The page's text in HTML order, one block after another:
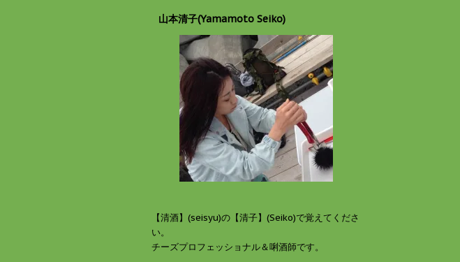
山本清子(Yamamoto Seiko)
【清酒】(seisyu)の【清子】(Seiko)で覚えてくださ
い。
チーズプロフェッショナル＆唎酒師です。